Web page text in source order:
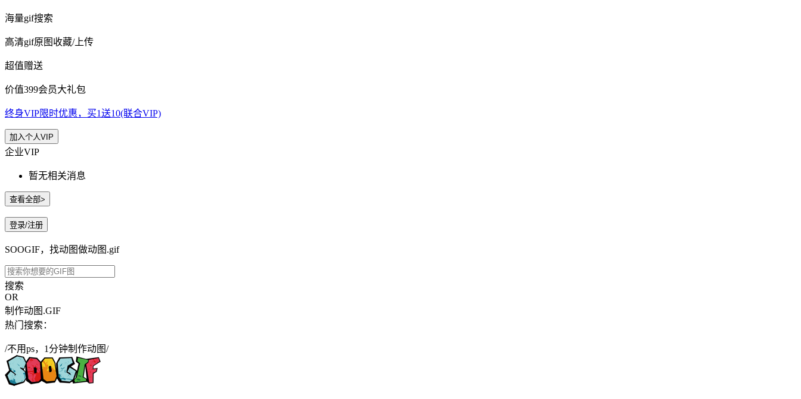
海量gif搜索
高清gif原图收藏/上传
超值赠送
价值399会员大礼包
终身VIP限时优惠，买1送10(联合VIP)
加入个人VIP
企业VIP
暂无相关消息
查看全部>
登录/注册
SOOGIF，找动图做动图.gif
搜索
OR
制作动图.GIF
热门搜索：
/不用ps，1分钟制作动图/